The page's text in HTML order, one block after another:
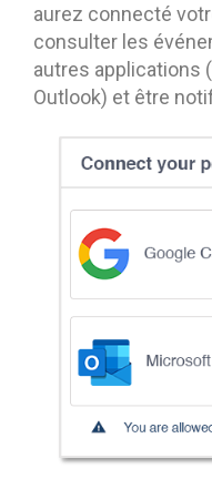
aurez connecté
consulter les
autres applications
Outlook) et être